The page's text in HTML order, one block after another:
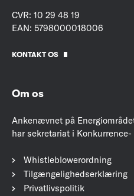
CVR: 10 29 48 19
EAN: 5798000018006
KONTAKT OS
Om os
Ankenævnet på
har sekretariat i
Whistleblowerordning
Tilgængelighedserklæring
Privatlivspolitik